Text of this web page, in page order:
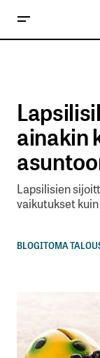
ainakin
Lapsilisien
vaikutukset
BLOGITOMA